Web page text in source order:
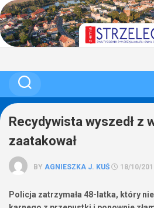
Skip
to
content
Recydywista wyszedł z
zaatakował
BY AGNIESZKA J. KUŚ 18/10/
Policja zatrzymała 48-latka, który